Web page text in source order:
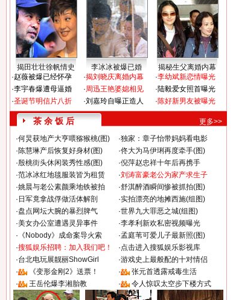
揭田壮壮徐帆情史 李冰冰被爆已婚
揭秘生父离婚内幕
·赵薇被爆已经怀孕
·李宇春爆遭母逼婚
·圣诞节明信片八折
·揭刘晓庆离婚内幕
·周迅王艳婆媳相见
·刘嘉玲自曝正造人
·李幼斌新恋情曝光
·陆毅爱女照首曝光
·陈好新男友被曝光
茶 余 饭 后
更多>>
·何炅获地产大亨喂猕猴桃(图) ·独家：章子怡带妈妈看电影
·陈慧琳产后恢复好身材(图) ·佟大为马伊琍再度牵手(图)
·殷桃街头休闲装秀性感(图) ·倪萍赵忠祥十年后再携手
·范冰冰红地毯服装皆为租赁 ·刘涛富豪老公为家产求生子
·姚晨与老公素颜乘地铁被拍 ·舒淇醉酒瞬间惨被抓拍(图)
· 日军竟拿战俘做活体解剖 ·实拍漂亮的地摊西施(组图)
·盘点网坛大腕的暴烈脾气 ·世界九大罪恶之城(组图)
·美女办公室遭遇灵异事件 ·李孝利新欢私密视频曝光
· 《Nobody》成命案导火索 ·孟庭苇可爱儿子最新照(图)
·搜狐娱乐招聘：加入我们吧！ ·点击进入搜狐娱乐影视库
·台北电玩展靓丽ShowGirl ·游戏史上最般配的十对情侣
·
《变形金刚2》送票！ ·
张元首透露戒毒生活
·
王岳伦爆李湘胎教 · 令人惊叹太空步下楼方式